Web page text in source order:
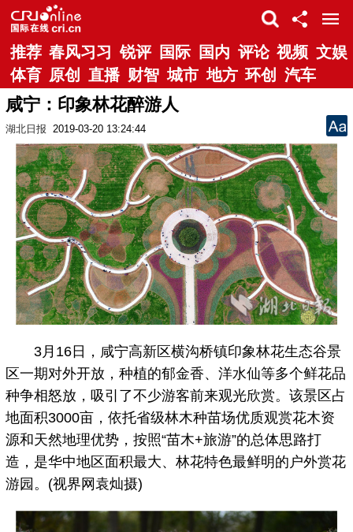
推荐 春风习习 锐评 国际 国内 评论 视频 文娱
体育 原创 直播 财智 城市 地方 环创 汽车
咸宁：印象林花醉游人
湖北日报 2019-03-20 13:24:44
3月16日，咸宁高新区横沟桥镇印象林花生态谷景
区一期对外开放，种植的郁金香、洋水仙等多个鲜花品
种争相怒放，吸引了不少游客前来观光欣赏。该景区占
地面积3000亩，依托省级林木种苗场优质观赏花木资
源和天然地理优势，按照“苗木+旅游”的总体思路打
造，是华中地区面积最大、林花特色最鲜明的户外赏花
游园。(视界网袁灿摄)